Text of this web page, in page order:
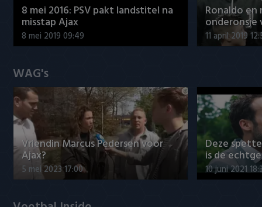
8 mei 2016: PSV pakt landstitel na
misstap Ajax
8 mei 2019 09:49
Ronaldo
onderonsje
11 april 2019
WAG's
Vriendin Marcus Pedersen voor
Ajax?
5 mei 2023 17:00
Deze
is de
10 juni 2021